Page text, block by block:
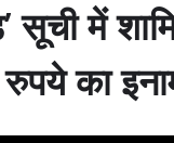
सूची में
का